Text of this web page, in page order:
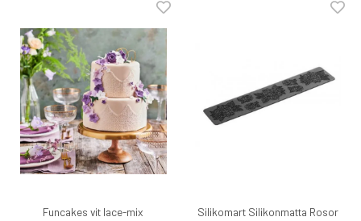
Funcakes vit lace-mix
Silikomart Silikonmatta Rosor